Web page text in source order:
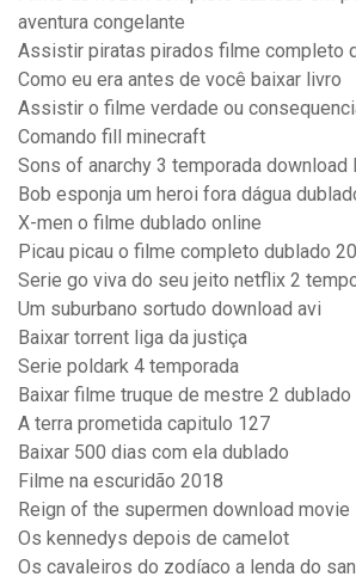
aventura congelante
Assistir piratas pirados filme completo
Como eu era antes de você baixar livro
Assistir o filme verdade ou
Comando fill minecraft
Sons of anarchy 3 temporada download
Bob esponja um heroi fora dágua
X-men o filme dublado online
Picau picau o filme completo dublado
Serie go viva do seu jeito netflix 2
Um suburbano sortudo download avi
Baixar torrent liga da justiça
Serie poldark 4 temporada
Baixar filme truque de mestre 2 dublado
A terra prometida capitulo 127
Baixar 500 dias com ela dublado
Filme na escuridão 2018
Reign of the supermen download movie
Os kennedys depois de camelot
Os cavaleiros do zodíaco a lenda do